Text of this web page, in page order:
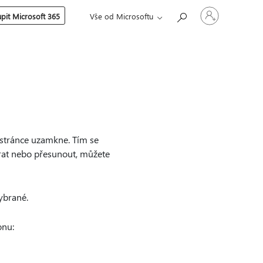
Microsoft 365 Vše od Microsoftu
Přihlaste
se
uzamkne. Tím se
nebo přesunout, můžete